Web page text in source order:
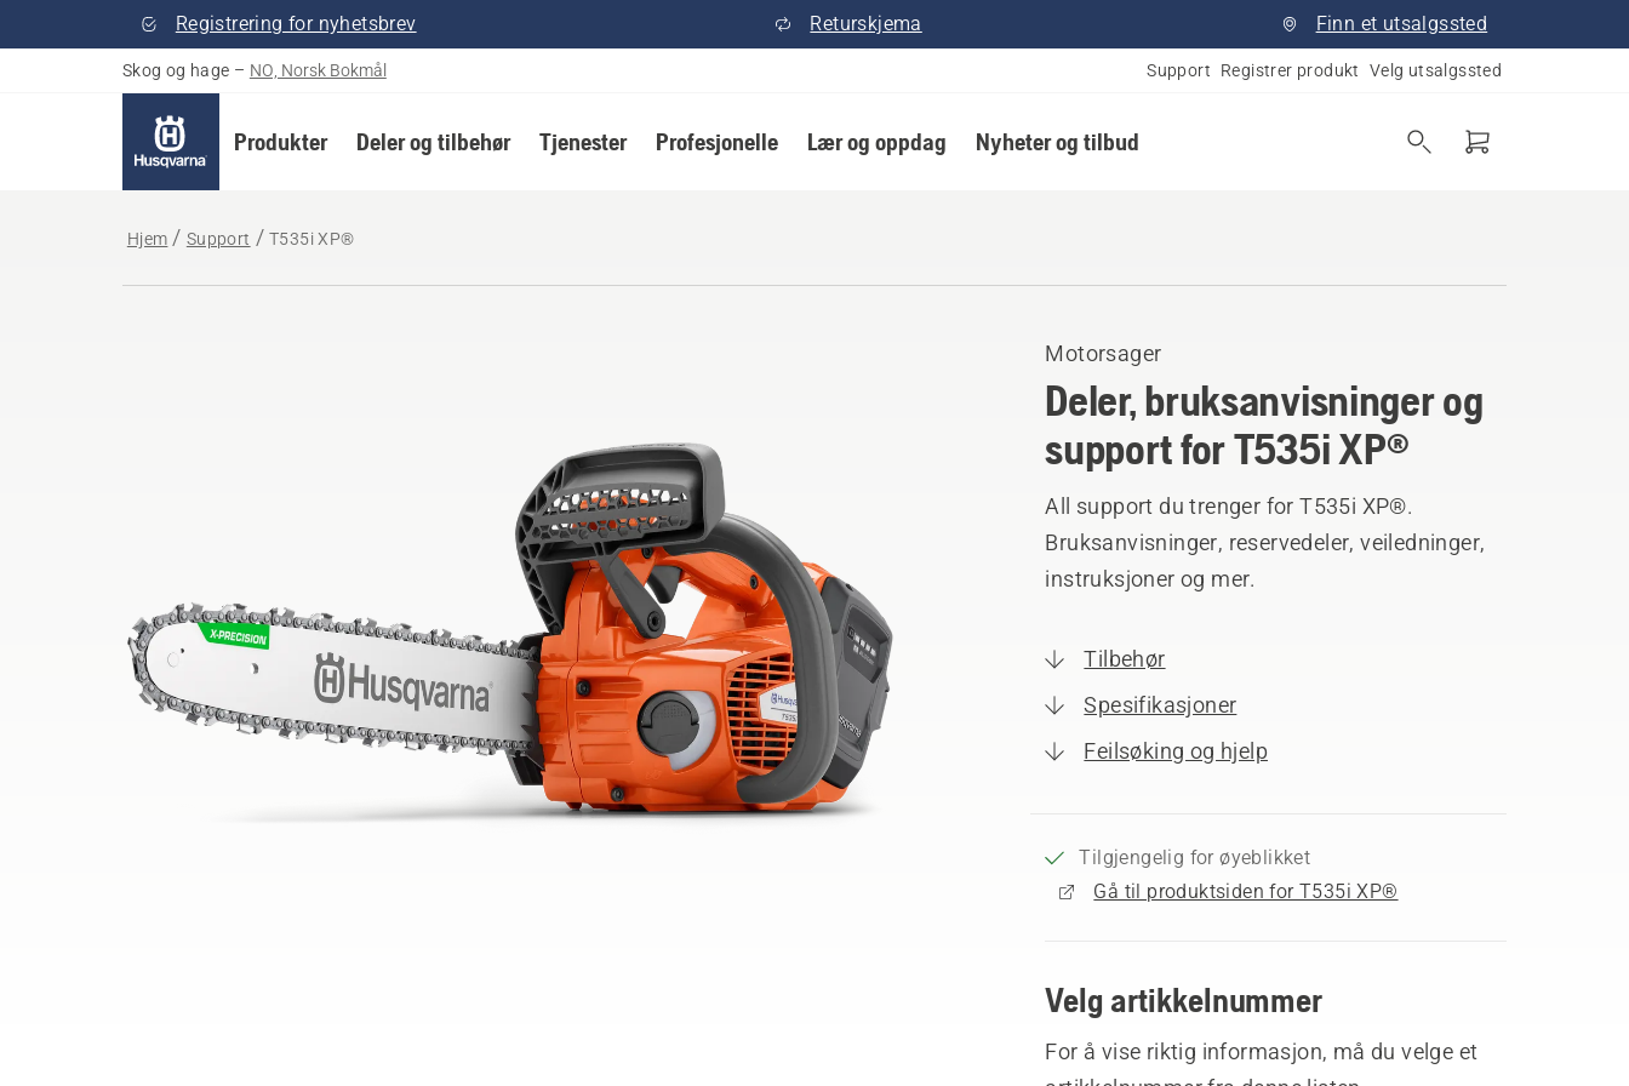
Registrering for nyhetsbrev Returskjema Finn et utsalgssted
Skog og hage – NO, Norsk Bokmål Support Registrer produkt Velg utsalgssted
Produkter Deler og tilbehør Tjenester Profesjonelle Lær og oppdag Nyheter og tilbud
Hjem Support T535i XP®
Motorsager
Deler, bruksanvisninger og
support for T535i XP®
All support du trenger for T535i XP®.
Bruksanvisninger, reservedeler, veiledninger,
instruksjoner og mer.
Tilbehør
Spesifikasjoner
Feilsøking og hjelp
Tilgjengelig for øyeblikket
Gå til produktsiden for T535i XP®
Velg artikkelnummer
For å vise riktig informasjon, må du velge et